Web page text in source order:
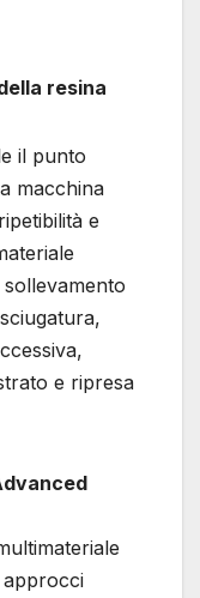
resina
il punto
macchina
e
e ripresa